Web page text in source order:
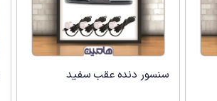
سنسور دنده عقب سفید